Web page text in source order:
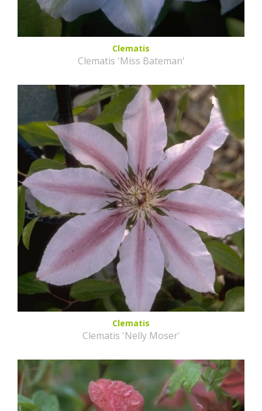
Clematis
Clematis 'Miss Bateman'
Clematis
Clematis 'Nelly Moser'